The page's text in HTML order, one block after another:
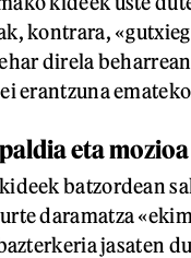
kontrara,
direla
erantzuna
eta mozioa
batzordean
daramatza
jasaten